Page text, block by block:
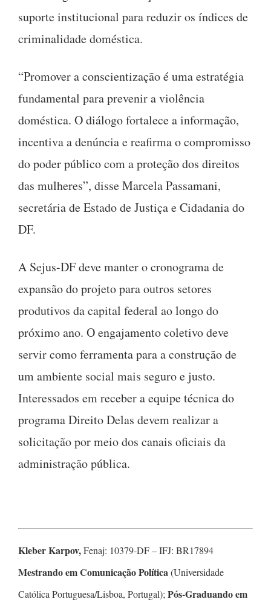
suporte institucional para reduzir os índices de
criminalidade doméstica.
“Promover a conscientização é uma estratégia
fundamental para prevenir a violência
doméstica. O diálogo fortalece a informação,
incentiva a denúncia e reafirma o compromisso
do poder público com a proteção dos direitos
das mulheres”, disse Marcela Passamani,
secretária de Estado de Justiça e Cidadania do
DF.
A Sejus-DF deve manter o cronograma de
expansão do projeto para outros setores
produtivos da capital federal ao longo do
próximo ano. O engajamento coletivo deve
servir como ferramenta para a construção de
um ambiente social mais seguro e justo.
Interessados em receber a equipe técnica do
programa Direito Delas devem realizar a
solicitação por meio dos canais oficiais da
administração pública.
Kleber Karpov,Fenaj: 10379-DF – IFJ: BR17894
Mestrando em Comunicação Política(Universidade
Católica Portuguesa/Lisboa, Portugal); Pós-Graduando em